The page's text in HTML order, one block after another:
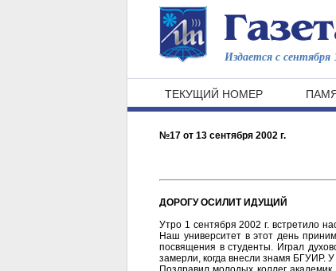
Издается с сентября
ТЕКУЩИЙ НОМЕР
№17 от 13 сентября 2002 г.
ДОРОГУ ОСИЛИТ ИДУЩИЙ
Утро 1 сентября 2002 г. встретило
Наш университет в этот день
посвящения в студенты. Играл
замерли, когда внесли знамя БГУИР.